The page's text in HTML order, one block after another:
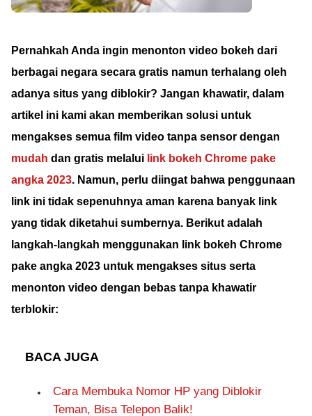
Pernahkah Anda ingin menonton video bokeh dari
berbagai negara secara gratis namun terhalang oleh
adanya situs yang diblokir? Jangan khawatir, dalam
artikel ini kami akan memberikan solusi untuk
mengakses semua film video tanpa sensor dengan
mudah dan gratis melalui link bokeh Chrome pake
angka 2023. Namun, perlu diingat bahwa penggunaan
link ini tidak sepenuhnya aman karena banyak link
yang tidak diketahui sumbernya. Berikut adalah
langkah-langkah menggunakan link bokeh Chrome
pake angka 2023 untuk mengakses situs serta
menonton video dengan bebas tanpa khawatir
terblokir:
BACA JUGA
Cara Membuka Nomor HP yang Diblokir
Teman, Bisa Telepon Balik!